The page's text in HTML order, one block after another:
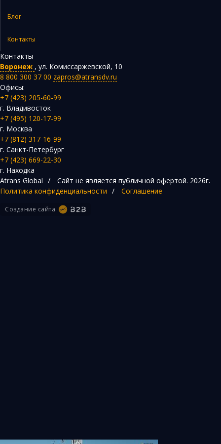
Блог
Контакты
Контакты
Воронеж , ул. Комиссаржевской, 10
8 800 300 37 00 zapros@atransdv.ru
Офисы:
+7 (423) 205-60-99
г. Владивосток
+7 (495) 120-17-99
г. Москва
+7 (812) 317-16-99
г. Санкт-Петербург
+7 (423) 669-22-30
г. Находка
Atrans Global / Сайт не является публичной офертой. 2026г.
Политика конфиденциальности / Соглашение
Создание сайта